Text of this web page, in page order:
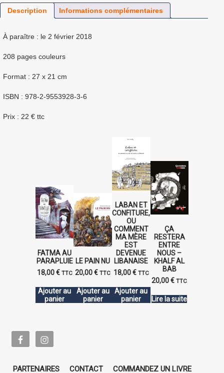
Description Informations complémentaires
À paraître : le 2 février 2018
208 pages couleurs
Format : 27 x 21 cm
ISBN : 978-2-9553928-3-6
Prix : 22 € ttc
FATMA AU
PARAPLUIE
18,00€ TTC
Ajouter au
panier
LE PAIN NU
20,00€ TTC
Ajouter au
panier
LABAN ET
CONFITURE,
OU
COMMENT
MA MÈRE
EST
DEVENUE
LIBANAISE
18,00€ TTC
Ajouter au
panier
ÇA
RESTERA
ENTRE
NOUS –
KHALF AL
BAB
20,00€ TTC
Lire la suite
PARTENAIRES CONTACT COMMANDEZ UN LIVRE